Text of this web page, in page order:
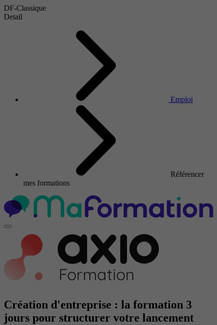
DF-Classique
Detail
Emploi
Référencer
mes formations
Création d'entreprise : la formation 3
jours pour structurer votre lancement